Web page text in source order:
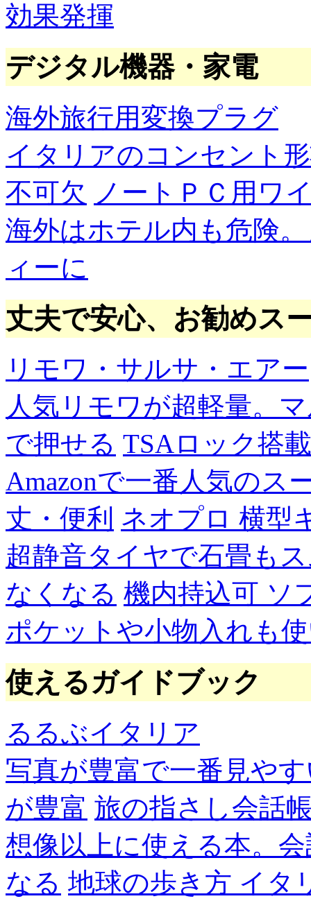
効果発揮
デジタル機器・家電
海外旅行用変換プラグ
イタリアのコンセント
不可欠 ノートＰＣ用ワ
海外はホテル内も危険
ィーに
丈夫で安心、お勧めス
リモワ・サルサ・エアー
人気リモワが超軽量。
で押せる TSAロック搭
Amazonで一番人気のス
丈・便利 ネオプロ 横型
超静音タイヤで石畳も
なくなる 機内持込可 ソ
ポケットや小物入れも
使えるガイドブック
るるぶイタリア
写真が豊富で一番見や
が豊富 旅の指さし会話
想像以上に使える本。
なる 地球の歩き方 イタ